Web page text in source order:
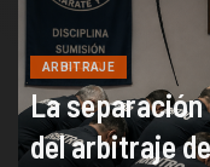
ARBITRAJE
La
del arbitraje